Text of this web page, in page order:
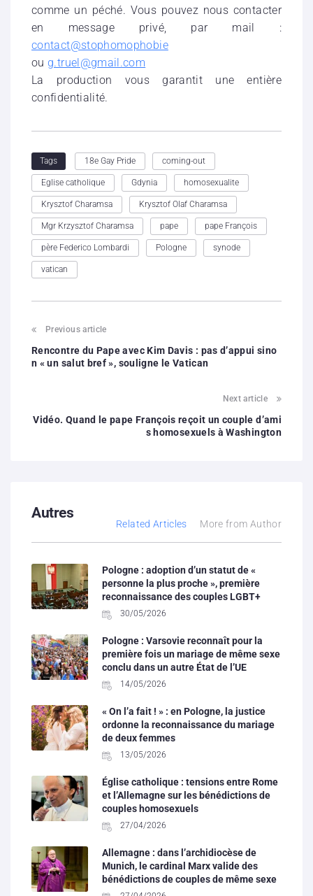
comme un péché. Vous pouvez nous contacter
en message privé, par mail :
contact@stophomophobie
oug.truel@gmail.com
La production vous garantit une entière
confidentialité.
Tags 18e Gay Pride coming-out
Eglise catholique Gdynia homosexualite
Krysztof Charamsa Krysztof Olaf Charamsa
Mgr Krzysztof Charamsa pape pape François
père Federico Lombardi Pologne synode
vatican
Previous article
Rencontre du Pape avec Kim Davis : pas d’appui sino
n « un salut bref », souligne le Vatican
Next article
Vidéo. Quand le pape François reçoit un couple d’ami
s homosexuels à Washington
Autres
Related Articles More from Author
Pologne : adoption d’un statut de «
personne la plus proche », première
reconnaissance des couples LGBT+
30/05/2026
Pologne : Varsovie reconnaît pour la
première fois un mariage de même sexe
conclu dans un autre État de l’UE
14/05/2026
« On l’a fait ! » : en Pologne, la justice
ordonne la reconnaissance du mariage
de deux femmes
13/05/2026
Église catholique : tensions entre Rome
et l’Allemagne sur les bénédictions de
couples homosexuels
27/04/2026
Allemagne : dans l’archidiocèse de
Munich, le cardinal Marx valide des
bénédictions de couples de même sexe